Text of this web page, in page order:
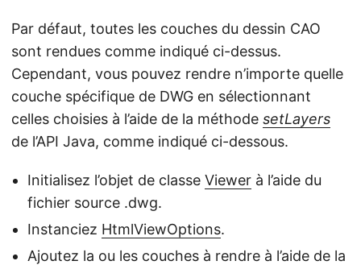
Par défaut, toutes les couches du dessin CAO
sont rendues comme indiqué ci-dessus.
Cependant, vous pouvez rendre n’importe quelle
couche spécifique de DWG en sélectionnant
celles choisies à l’aide de la méthode setLayers
de l’API Java, comme indiqué ci-dessous.
Initialisez l’objet de classe Viewer à l’aide du
fichier source .dwg.
Instanciez HtmlViewOptions.
Ajoutez la ou les couches à rendre à l’aide de la